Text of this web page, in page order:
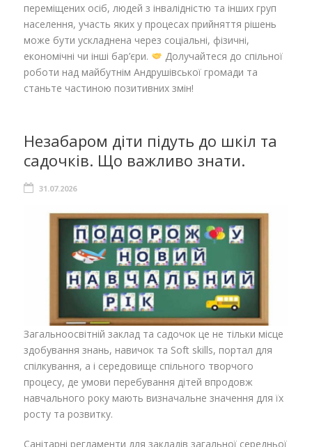
переміщених осіб, людей з інвалідністю та інших груп
населення, участь яких у процесах прийняття рішень
може бути ускладнена через соціальні, фізичні,
економічні чи інші бар’єри.
Долучайтеся до спільної
роботи над майбутнім Андрушівської громади та
станьте частиною позитивних змін!
Незабаром діти підуть до шкіл та
садочків. Що важливо знати.
31.07.2026
Загальноосвітній заклад та садочок це не тільки місце
здобування знань, навичок та Soft skills, портал для
спілкування, а і середовище спільного творчого
процесу, де умови перебування дітей впродовж
навчального року мають визначальне значення для їх
росту та розвитку.
Санітарні регламенти для закладів загальної середньої